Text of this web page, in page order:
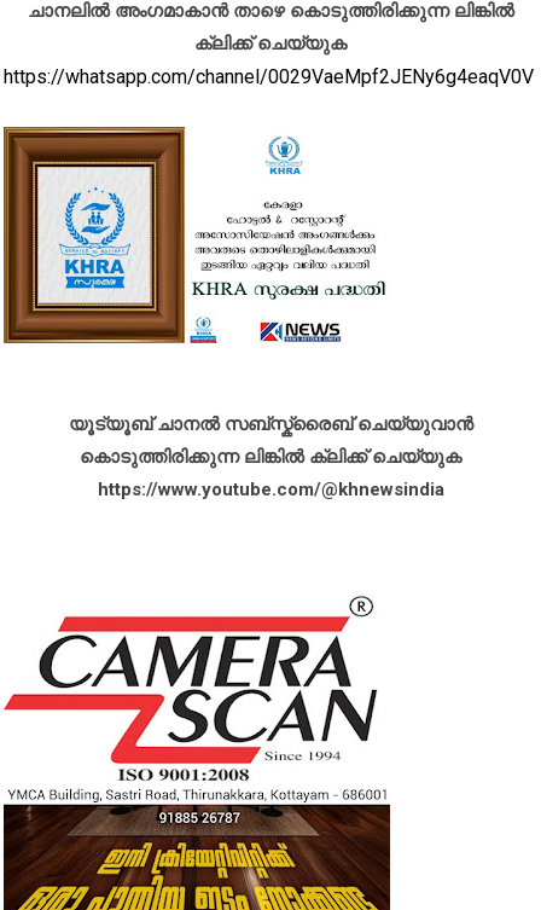
ചാനലിൽ അംഗമാകാൻ താഴെ കൊടുത്തിരിക്കുന്ന ലിങ്കിൽ
ക്ലിക്ക് ചെയ്യുക
https://whatsapp.com/channel/0029VaeMpf2JENy6g4eaqV0V
യൂട്യൂബ് ചാനൽ സബ്സ്ക്രൈബ് ചെയ്യുവാൻ
കൊടുത്തിരിക്കുന്ന ലിങ്കിൽ ക്ലിക്ക് ചെയ്യുക
https://www.youtube.com/@khnewsindia